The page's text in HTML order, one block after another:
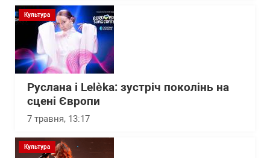
Культура
Руслана і Lelèka: зустріч поколінь на
сцені Європи
7 травня, 13:17
Культура